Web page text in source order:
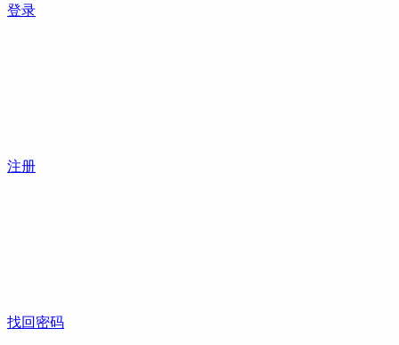
登录
注册
找回密码